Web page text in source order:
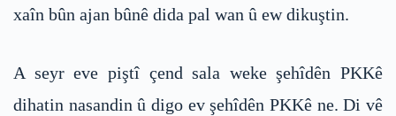
xaîn bûn ajan bûnê dida pal wan û ew dikuştin.
A seyr eve piştî çend sala weke şehîdên PKKê
dihatin nasandin û digo ev şehîdên PKKê ne. Di vê